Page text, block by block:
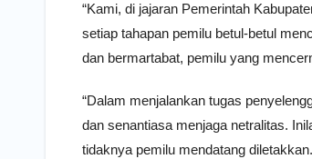
“Kami, di jajaran Pemerintah
setiap tahapan pemilu betul-betul
dan bermartabat, pemilu yang
“Dalam menjalankan tugas
dan senantiasa menjaga netralitas.
tidaknya pemilu mendatang